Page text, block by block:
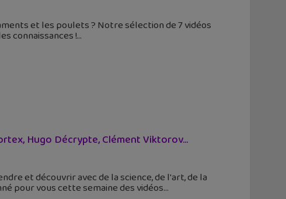
et les poulets ? Notre sélection de 7 vidéos
connaissances !
Hugo Décrypte, Clément Viktorov...
et découvrir avec de la science, de l'art, de la
pour vous cette semaine des vidéos